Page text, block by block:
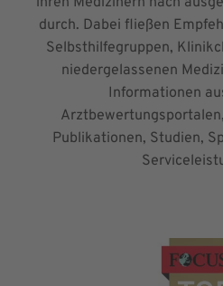
durch. Dabei fließen
Selbsthilfegruppen,
niedergelassenen
Informationen
Publikationen, Studien,